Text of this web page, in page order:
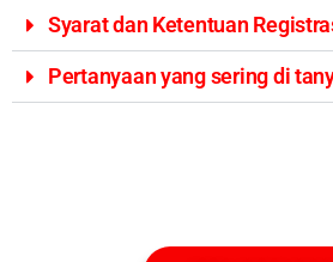
Syarat dan Ketentuan
Pertanyaan yang sering di